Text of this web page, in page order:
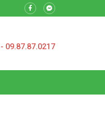
09.87.87.0217